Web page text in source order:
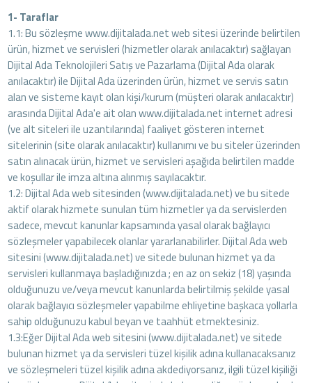
1- Taraflar
1.1: Bu sözleşme www.dijitalada.net web sitesi üzerinde belirtilen
ürün, hizmet ve servisleri (hizmetler olarak anılacaktır) sağlayan
Dijital Ada Teknolojileri Satış ve Pazarlama (Dijital Ada olarak
anılacaktır) ile Dijital Ada üzerinden ürün, hizmet ve servis satın
alan ve sisteme kayıt olan kişi/kurum (müşteri olarak anılacaktır)
arasında Dijital Ada'e ait olan www.dijitalada.net internet adresi
(ve alt siteleri ile uzantılarında) faaliyet gösteren internet
sitelerinin (site olarak anılacaktır) kullanımı ve bu siteler üzerinden
satın alınacak ürün, hizmet ve servisleri aşağıda belirtilen madde
ve koşullar ile imza altına alınmış sayılacaktır.
1.2: Dijital Ada web sitesinden (www.dijitalada.net) ve bu sitede
aktif olarak hizmete sunulan tüm hizmetler ya da servislerden
sadece, mevcut kanunlar kapsamında yasal olarak bağlayıcı
sözleşmeler yapabilecek olanlar yararlanabilirler. Dijital Ada web
sitesini (www.dijitalada.net) ve sitede bulunan hizmet ya da
servisleri kullanmaya başladığınızda ; en az on sekiz (18) yaşında
olduğunuzu ve/veya mevcut kanunlarda belirtilmiş şekilde yasal
olarak bağlayıcı sözleşmeler yapabilme ehliyetine başkaca yollarla
sahip olduğunuzu kabul beyan ve taahhüt etmektesiniz.
1.3:Eğer Dijital Ada web sitesini (www.dijitalada.net) ve sitede
bulunan hizmet ya da servisleri tüzel kişilik adına kullanacaksanız
ve sözleşmeleri tüzel kişilik adına akdediyorsanız, ilgili tüzel kişiliği